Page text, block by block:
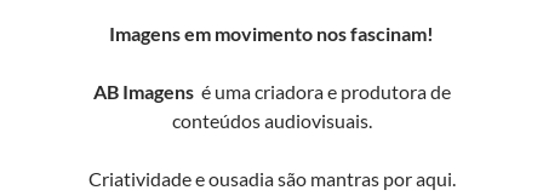
Imagens em movimento nos fascinam!
AB Imagens é uma criadora e produtora de
conteúdos audiovisuais.
Criatividade e ousadia são mantras por aqui.